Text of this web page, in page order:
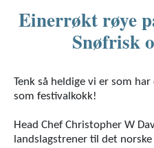
Einerrøkt røye
Snøfrisk
Tenk så heldige vi er som
som festivalkokk!
Head Chef Christopher W
landslagstrener til det